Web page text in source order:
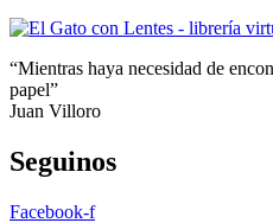
“Mientras haya necesidad de
papel”
Juan Villoro
Seguinos
Facebook-f